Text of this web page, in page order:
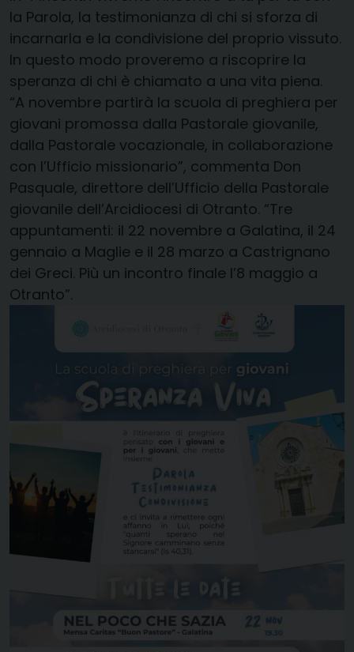
la Parola, la testimonianza di chi si sforza di
incarnarla e la condivisione del proprio vissuto.
In questo modo proveremo a riscoprire la
speranza di chi è chiamato a una vita piena.
“A novembre partirà la scuola di preghiera per
giovani promossa dalla Pastorale giovanile,
dalla Pastorale vocazionale, in collaborazione
con l’Ufficio missionario”, commenta Don
Pasquale, direttore dell’Ufficio della Pastorale
giovanile dell’Arcidiocesi di Otranto. “Tre
appuntamenti: il 22 novembre a Galatina, il 24
gennaio a Maglie e il 28 marzo a Castrignano
dei Greci. Più un incontro finale l’8 maggio a
Otranto”.